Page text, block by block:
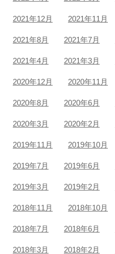
2021年12月 2021年11月
2021年8月 2021年7月
2021年4月 2021年3月
2020年12月 2020年11月
2020年8月 2020年6月
2020年3月 2020年2月
2019年11月 2019年10月
2019年7月 2019年6月
2019年3月 2019年2月
2018年11月 2018年10月
2018年7月 2018年6月
2018年3月 2018年2月